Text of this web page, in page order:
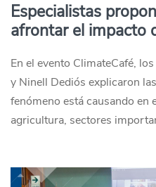
Especialistas
afrontar el impacto
En el evento ClimateCafé,
y Ninell Dediós explicaron
fenómeno está causando en
agricultura, sectores